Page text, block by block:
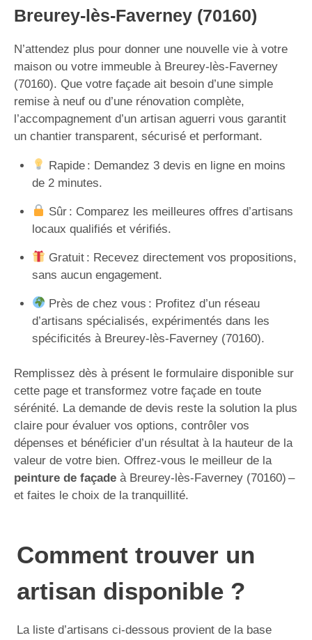
Breurey-lès-Faverney (70160)
N’attendez plus pour donner une nouvelle vie à votre
maison ou votre immeuble à Breurey-lès-Faverney
(70160). Que votre façade ait besoin d’une simple
remise à neuf ou d’une rénovation complète,
l’accompagnement d’un artisan aguerri vous garantit
un chantier transparent, sécurisé et performant.
Rapide : Demandez 3 devis en ligne en moins
de 2 minutes.
Sûr : Comparez les meilleures offres d’artisans
locaux qualifiés et vérifiés.
Gratuit : Recevez directement vos propositions,
sans aucun engagement.
Près de chez vous : Profitez d’un réseau
d’artisans spécialisés, expérimentés dans les
spécificités à Breurey-lès-Faverney (70160).
Remplissez dès à présent le formulaire disponible sur
cette page et transformez votre façade en toute
sérénité. La demande de devis reste la solution la plus
claire pour évaluer vos options, contrôler vos
dépenses et bénéficier d’un résultat à la hauteur de la
valeur de votre bien. Offrez-vous le meilleur de la
peinture de façade à Breurey-lès-Faverney (70160) –
et faites le choix de la tranquillité.
Comment trouver un
artisan disponible ?
La liste d’artisans ci-dessous provient de la base